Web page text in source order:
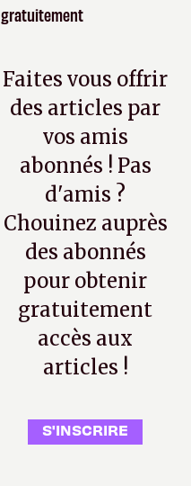
gratuitement
Faites vous offrir
des articles par
vos amis
abonnés ! Pas
d'amis ?
Chouinez auprès
des abonnés
pour obtenir
gratuitement
accès aux
articles !
S'INSCRIRE